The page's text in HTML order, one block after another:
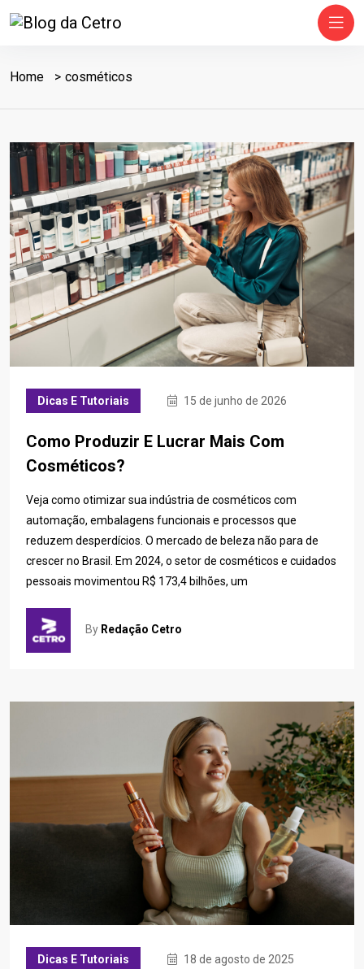
Home cosméticos
Dicas E Tutoriais 15 de junho de 2026
Como Produzir E Lucrar Mais Com
Cosméticos?
Veja como otimizar sua indústria de cosméticos com
automação, embalagens funcionais e processos que
reduzem desperdícios. O mercado de beleza não para de
crescer no Brasil. Em 2024, o setor de cosméticos e cuidados
pessoais movimentou R$ 173,4 bilhões, um
By Redação Cetro
Dicas E Tutoriais 18 de agosto de 2025